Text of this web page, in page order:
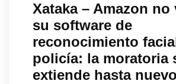
Xataka – Amazon no
su software de
reconocimiento
policía: la moratoria
extiende hasta